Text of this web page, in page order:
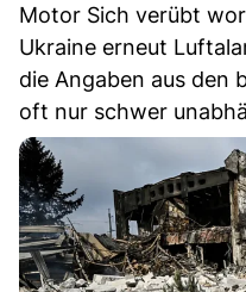
Motor Sich verübt
Ukraine erneut
die Angaben aus den
oft nur schwer